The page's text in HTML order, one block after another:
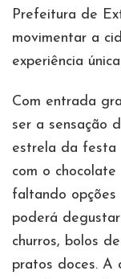
Prefeitura de
movimentar a
experiência
Com entrada
ser a sensação
estrela da festa
com o
faltando
poderá
churros, bolos
pratos doces. A